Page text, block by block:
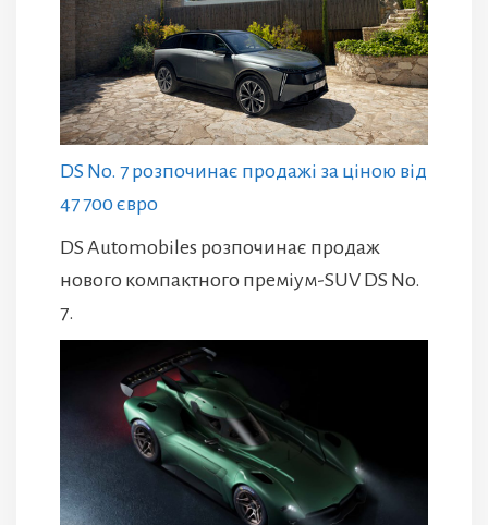
DS No. 7 розпочинає продажі за ціною від
47 700 євро
DS Automobiles розпочинає продаж
нового компактного преміум-SUV DS No.
7.